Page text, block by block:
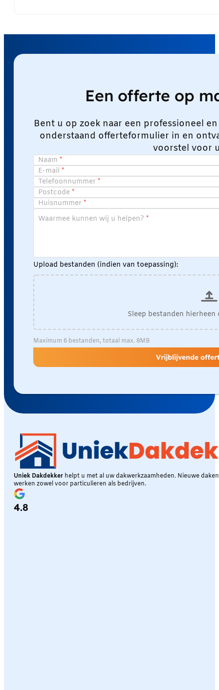
Een offerte op
Bent u op zoek naar een professioneel
onderstaand offerteformulier in en
voorstel voor
Naam
E-mail
Telefoonnummer
Postcode
Huisnummer
Waarmee kunnen wij u helpen?
Upload bestanden (indien van toepassing):
Sleep bestanden
Maximum 6 bestanden, totaal max. 8MB
Vrijblijvende
Uniek Dakdekker helpt u met al uw dakwerkzaamheden. Nieuwe
werken zowel voor particulieren als bedrijven.
4.8